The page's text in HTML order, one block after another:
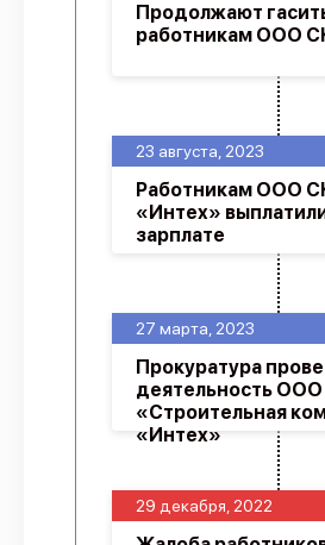
29 декабря, 2022
27 марта, 2023
Прокуратура
деятельность ООО
«Строительная
«Интех»
23 августа, 2023
Работникам ООО
«Интех»
зарплате
Продолжают
работникам ООО